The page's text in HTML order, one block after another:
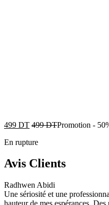
499 DT 499DTPromotion -
En rupture
Avis Clients
Radhwen Abidi
Une sériosité et une